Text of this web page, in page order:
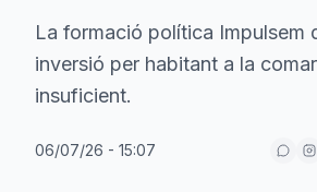
La formació política Impulsem
inversió per habitant a la
insuficient.
06/07/26 - 15:07